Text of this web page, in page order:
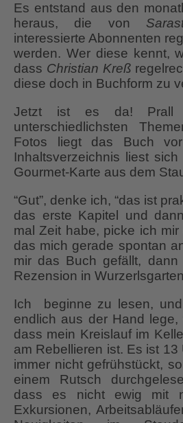
Es entstand aus den
heraus, die von
interessierte Abonnenten
werden. Wer diese kennt,
dass Christian Kreß
diese doch in Buchform zu
Jetzt ist es da! Prall
unterschiedlichsten
Fotos liegt das Buch
Inhaltsverzeichnis liest
Gourmet-Karte aus dem
“Gut”, denke ich, “das ist
das erste Kapitel und
mal Zeit habe, picke ich
das mich gerade spontan
mir das Buch gefällt,
Rezension in
Ich beginne zu lesen,
endlich aus der Hand
dass mein Kreislauf im
am Rebellieren ist. Es ist
immer nicht gefrühstückt,
einem Rutsch
dass es nicht ewig mit
Exkursionen,